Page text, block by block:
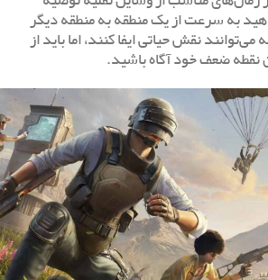
به سرعت از یک منطقه به منطقه دیگر
نقش حیاتی ایفا کنند، اما باید از
نقطه ضعف خود آگاه باشید.